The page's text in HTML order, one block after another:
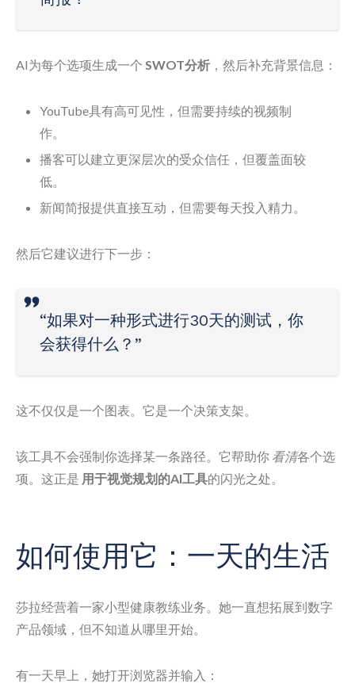
AI为每个选项生成一个 SWOT分析 ，然后补充背景信息：
YouTube具有高可见性，但需要持续的视频制
作。
播客可以建立更深层次的受众信任，但覆盖面较
低。
新闻简报提供直接互动，但需要每天投入精力。
然后它建议进行下一步：
“如果对一种形式进行30天的测试，你
会获得什么？”
这不仅仅是一个图表。它是一个决策支架。
该工具不会强制你选择某一条路径。它帮助你 看清各个选
项。这正是 用于视觉规划的AI工具的闪光之处。
如何使用它：一天的生活
莎拉经营着一家小型健康教练业务。她一直想拓展到数字
产品领域，但不知道从哪里开始。
有一天早上，她打开浏览器并输入：